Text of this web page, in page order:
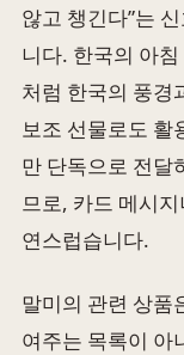
않고 챙긴다”는
니다. 한국의 아
처럼 한국의 풍경
보조 선물로도 활
만 단독으로 전달
므로, 카드 메시
연스럽습니다.
말미의 관련 상품
여주는 목록이 아